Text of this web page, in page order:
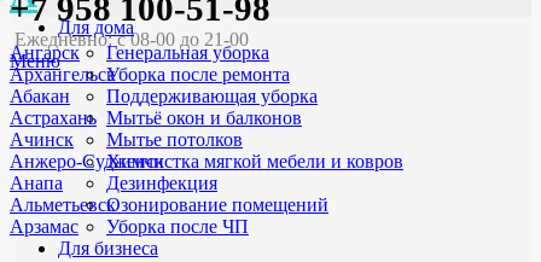
Ангарск
Архангельск
Абакан
Астрахань
Ачинск
Анжеро-Судженск
Анапа
Альметьевск
Арзамас
+7 958 100-51-98
Ежедневно: с 08-00 до 21-00
Меню
Для дома
Генеральная уборка
Уборка после ремонта
Поддерживающая уборка
Мытьё окон и балконов
Мытье потолков
Химчистка мягкой мебели и ковров
Дезинфекция
Озонирование помещений
Уборка после ЧП
Для бизнеса